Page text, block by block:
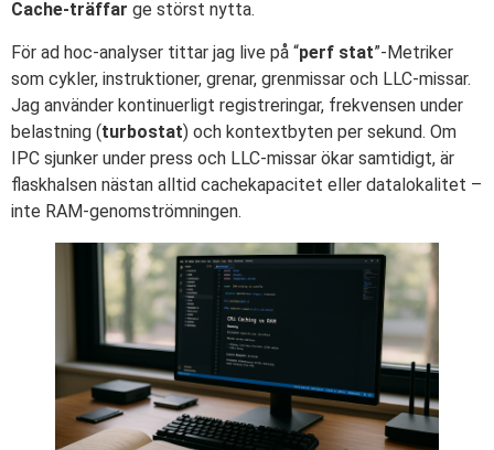
Cache-träffar ge störst nytta.
För ad hoc-analyser tittar jag live på “perf stat”‑Metriker
som cykler, instruktioner, grenar, grenmissar och LLC-missar.
Jag använder kontinuerligt registreringar, frekvensen under
belastning (turbostat) och kontextbyten per sekund. Om
IPC sjunker under press och LLC-missar ökar samtidigt, är
flaskhalsen nästan alltid cachekapacitet eller datalokalitet –
inte RAM-genomströmningen.